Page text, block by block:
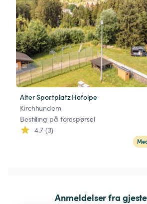
Alter Sportplatz Hofolpe
Kirchhundem
Bestilling på forespørsel
4.7 (3)
Anmeldelser fra